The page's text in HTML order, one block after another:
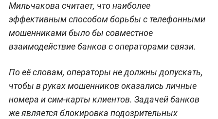
Мильчакова считает, что наиболее
эффективным способом борьбы с телефонными
мошенниками было бы совместное
взаимодействие банков с операторами связи.
По её словам, операторы не должны допускать,
чтобы в руках мошенников оказались личные
номера и сим-карты клиентов. Задачей банков
же является блокировка подозрительных